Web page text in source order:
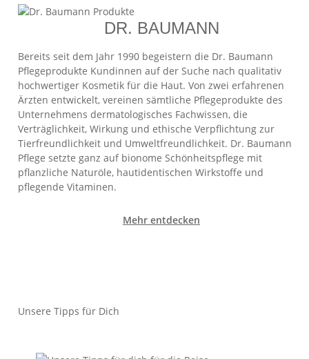
DR. BAUMANN
Bereits seit dem Jahr 1990 begeistern die Dr. Baumann
Pflegeprodukte Kundinnen auf der Suche nach qualitativ
hochwertiger Kosmetik für die Haut. Von zwei erfahrenen
Ärzten entwickelt, vereinen sämtliche Pflegeprodukte des
Unternehmens dermatologisches Fachwissen, die
Verträglichkeit, Wirkung und ethische Verpflichtung zur
Tierfreundlichkeit und Umweltfreundlichkeit. Dr. Baumann
Pflege setzte ganz auf bionome Schönheitspflege mit
pflanzliche Naturöle, hautidentischen Wirkstoffe und
pflegende Vitaminen.
Mehr entdecken
Unsere Tipps für Dich